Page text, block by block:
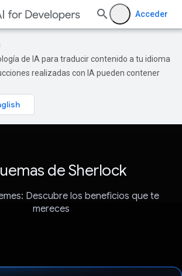
Acceder
de IA para traducir contenido a tu idioma
realizadas con IA pueden contener
de Sherlock
Descubre los beneficios que te
mereces